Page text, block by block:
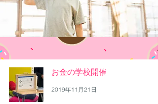
お金の学校開催
2019年11月21日